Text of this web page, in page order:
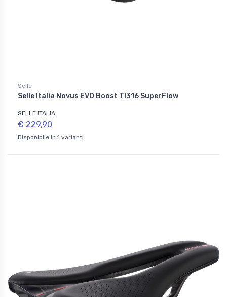
Selle
Selle Italia Novus EVO Boost TI316 SuperFlow
SELLE ITALIA
€ 229,90
Disponibile in 1 varianti